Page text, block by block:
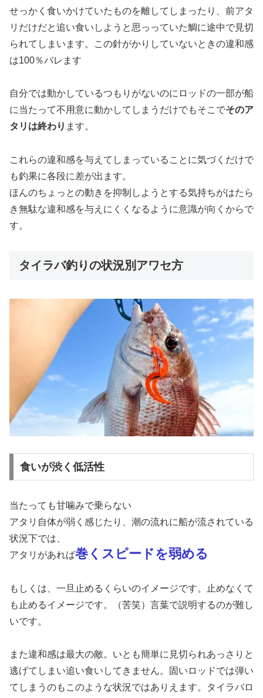
せっかく食いかけていたものを離してしまったり、前アタ
リだけだと追い食いしようと思っっていた鯛に途中で見切
られてしまいます。この針がかりしていないときの違和感
は100％バレます
自分では動かしているつもりがないのにロッドの一部が船
に当たって不用意に動かしてしまうだけでもそこでそのア
タリは終わり ます。
これらの違和感を与えてしまっていることに気づくだけで
も釣果に各段に差が出ます。
ほんのちょっとの動きを抑制しようとする気持ちがはたら
き無駄な違和感を与えにくくなるように意識が向くからで
す。
タイラバ釣りの状況別アワセ方
食いが渋く低活性
当たっても甘噛みで乗らない
アタリ自体が弱く感じたり、潮の流れに船が流されている
状況下では、
アタリがあれば巻くスピードを弱める
もしくは、一旦止めるくらいのイメージです。止めなくて
も止めるイメージです。（苦笑）言葉で説明するのが難し
いです。
また違和感は最大の敵。いとも簡単に見切られあっさりと
逃げてしまい追い食いしてきません。固いロッドでは弾い
てしまうのもこのような状況ではありえます。タイラバロ